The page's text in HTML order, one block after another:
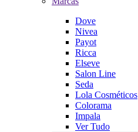
Dove
Nivea
Payot
Ricca
Elseve
Salon Line
Seda
Lola Cosméticos
Colorama
Impala
Ver Tudo